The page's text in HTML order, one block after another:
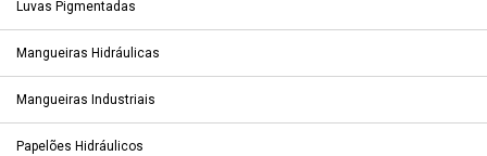
Luvas Pigmentadas
Mangueiras Hidráulicas
Mangueiras Industriais
Papelões Hidráulicos